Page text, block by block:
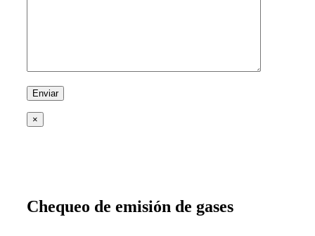
×
Chequeo de emisión de gases